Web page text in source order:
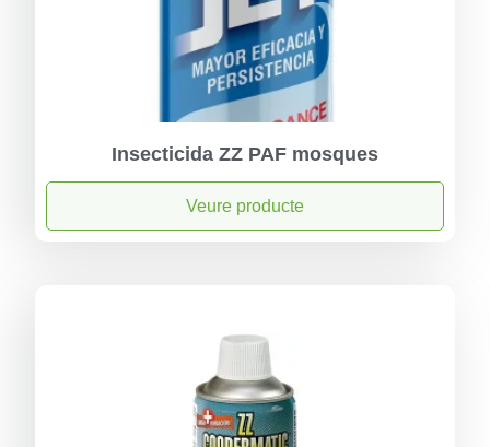
Insecticida ZZ PAF mosques
Veure producte